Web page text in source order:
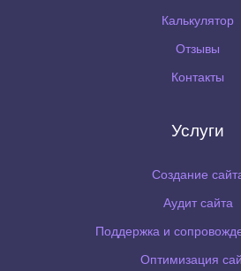
Калькулятор
Отзывы
Контакты
Услуги
Создание
Аудит сайта
Поддержка и
Оптимизация